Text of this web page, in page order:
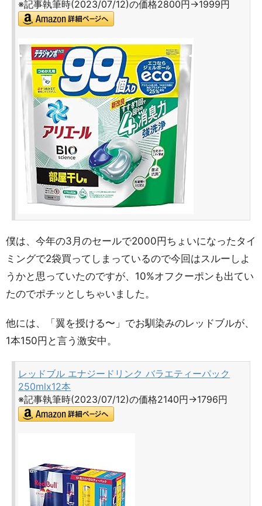
※記事執筆時(2023/07/12)の価格2800円→1999円
僕は、今年の3月のセールで2000円ちょいになったタイ
ミングで2袋買ってしまっているので今回はスルーしよ
うかと思っていたのですが、10%オフクーポンも出てい
たのでポチッとしちゃいました。
他には、「翼を授ける〜」でお馴染みのレッドブルが、
1本150円と言う激安中。
レッドブル エナジードリンク バラエティーパック
250mlx12本
※記事執筆時(2023/07/12)の価格2140円→1796円